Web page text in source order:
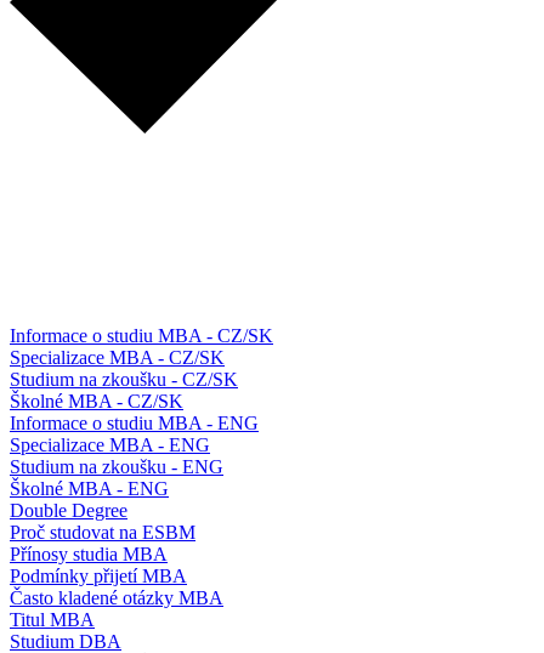
Informace o studiu MBA - CZ/SK
Specializace MBA - CZ/SK
Studium na zkoušku - CZ/SK
Školné MBA - CZ/SK
Informace o studiu MBA - ENG
Specializace MBA - ENG
Studium na zkoušku - ENG
Školné MBA - ENG
Double Degree
Proč studovat na ESBM
Přínosy studia MBA
Podmínky přijetí MBA
Často kladené otázky MBA
Titul MBA
Studium DBA